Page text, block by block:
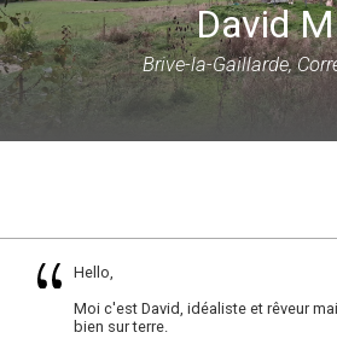
David
Brive-la-Gaillarde,
Hello,
Moi c'est David, idéaliste et rêveur
bien sur terre.